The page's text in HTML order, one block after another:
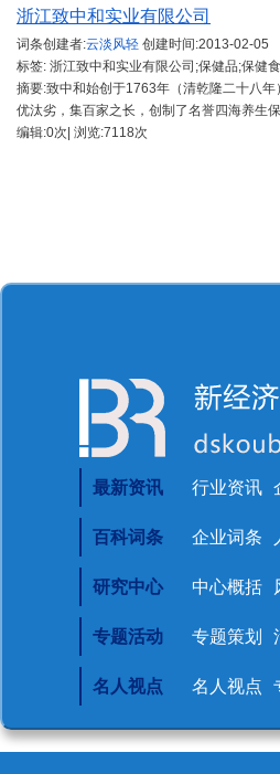
浙江致中和实业有限公司
词条创建者:云淡风轻 创建时间:2013-02-05
标签: 浙江致中和实业有限公司;保健品;保健
摘要:致中和始创于1763年（清乾隆二十八
优汰劣，集百家之长，创制了名誉四海养生保
编辑:0次| 浏览:7118次
最新资讯 行业资讯
百科词条 企业词条
研究中心 中心概括
专题活动 专题策划
名人视点 名人视点